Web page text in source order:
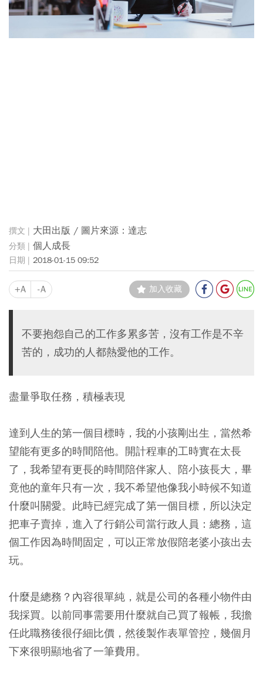
大田出版 / 圖片來源：達志
個人成長
2018-01-15 09:52
+A -A 加入收藏
不要抱怨自己的工作多累多苦，沒有工作是不辛
苦的，成功的人都熱愛他的工作。
盡量爭取任務，積極表現
達到人生的第一個目標時，我的小孩剛出生，當然希
望能有更多的時間陪他。開計程車的工時實在太長
了，我希望有更長的時間陪伴家人、陪小孩長大，畢
竟他的童年只有一次，我不希望他像我小時候不知道
什麼叫關愛。此時已經完成了第一個目標，所以決定
把車子賣掉，進入了行銷公司當行政人員：總務，這
個工作因為時間固定，可以正常放假陪老婆小孩出去
玩。
什麼是總務？內容很單純，就是公司的各種小物件由
我採買。以前同事需要用什麼就自己買了報帳，我擔
任此職務後很仔細比價，然後製作表單管控，幾個月
下來很明顯地省了一筆費用。